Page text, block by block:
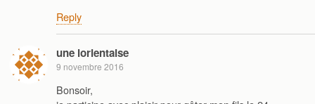
Reply
une lorientaise
9 novembre 2016
Bonsoir,